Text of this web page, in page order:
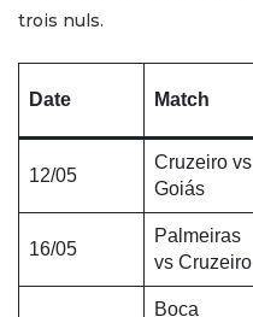
trois nuls.
Date Match
12/05
Cruzeiro vs
Goiás
16/05
Palmeiras
vs Cruzeiro
Boca